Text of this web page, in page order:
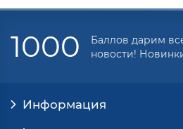
1000
Баллов дарим
новости!
Информация